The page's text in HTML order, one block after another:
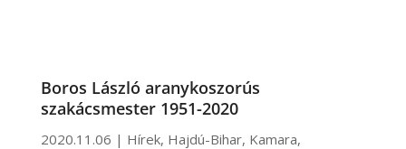
Boros László aranykoszorús
szakácsmester 1951-2020
2020.11.06 | Hírek, Hajdú-Bihar, Kamara,